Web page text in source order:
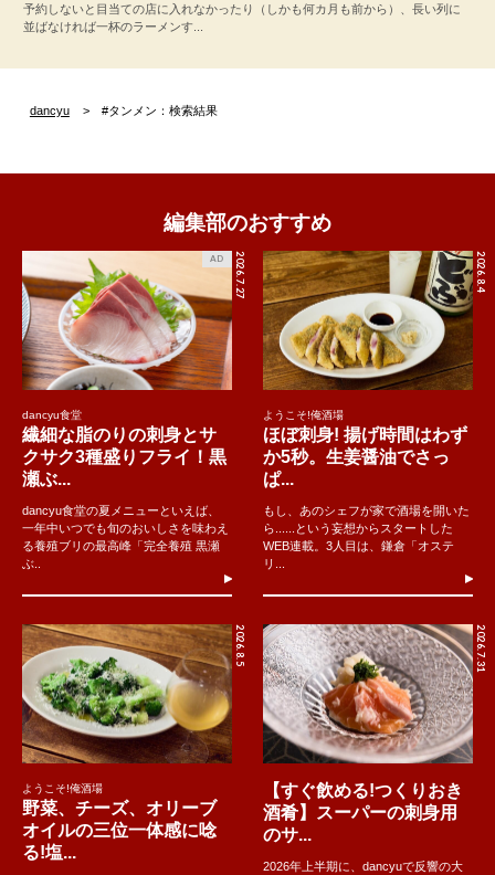
予約しないと目当ての店に入れなかったり（しかも何カ月も前から）、長い列に
並ばなければ一杯のラーメンす...
dancyu #タンメン：検索結果
編集部のおすすめ
2026.7.27
AD
dancyu食堂
繊細な脂のりの刺身とサ
クサク3種盛りフライ！黒
瀬ぶ...
dancyu食堂の夏メニューといえば、
一年中いつでも旬のおいしさを味わえ
る養殖ブリの最高峰「完全養殖 黒瀬
ぶ..
2026.8.4
ようこそ!俺酒場
ほぼ刺身! 揚げ時間はわず
か5秒。生姜醤油でさっ
ぱ...
もし、あのシェフが家で酒場を開いた
ら......という妄想からスタートした
WEB連載。3人目は、鎌倉「オステ
リ...
2026.8.5
ようこそ!俺酒場
野菜、チーズ、オリーブ
オイルの三位一体感に唸
る!塩...
2026.7.31
【すぐ飲める!つくりおき
酒肴】スーパーの刺身用
のサ...
2026年上半期に、dancyuで反響の大